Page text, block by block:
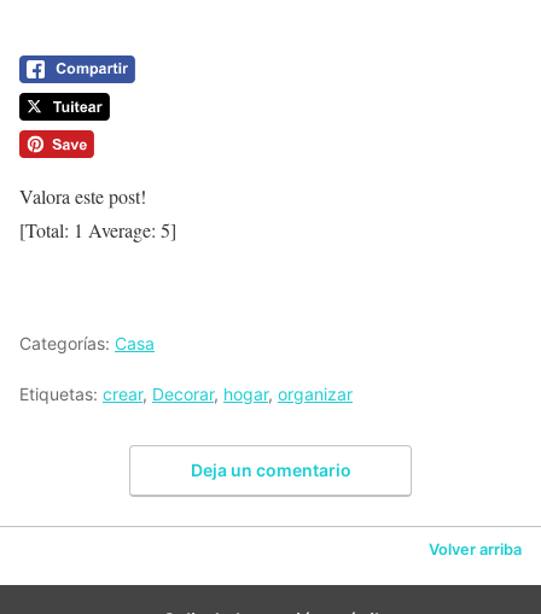
Valora este post!
[Total: 1 Average: 5]
Categorías: Casa
Etiquetas: crear, Decorar, hogar, organizar
Deja un comentario
Volver arriba